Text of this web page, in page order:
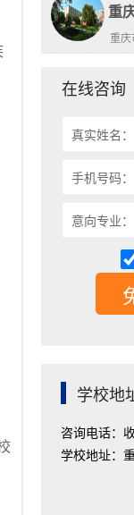
重
重庆
在线咨询
真实姓名：
手机号码：
意向专业：
学校地
咨询电话：
学校地址：